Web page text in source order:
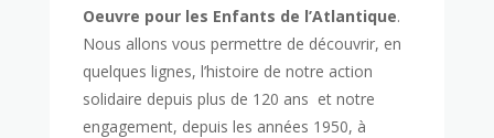
Oeuvre pour les Enfants de l’Atlantique.
Nous allons vous permettre de découvrir, en
quelques lignes, l’histoire de notre action
solidaire depuis plus de 120 ans et notre
engagement, depuis les années 1950, à